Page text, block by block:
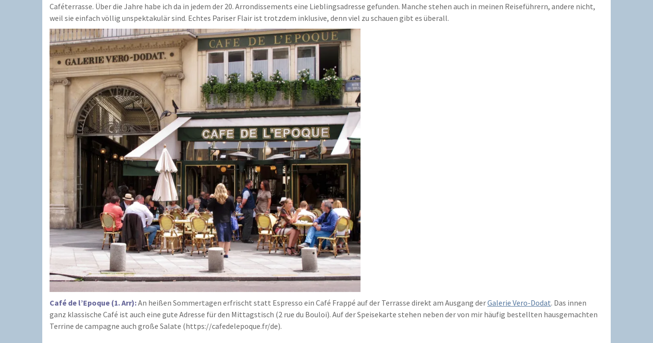
Caféterrasse. Über die Jahre habe ich da in jedem der 20. Arrondissements eine Lieblingsadresse gefunden. Manche stehen auch in meinen Reiseführern, andere nicht,
weil sie einfach völlig unspektakulär sind. Echtes Pariser Flair ist trotzdem inklusive, denn viel zu schauen gibt es überall.
Café de l’Epoque (1. Arr):An heißen Sommertagen erfrischt statt Espresso ein Café Frappé auf der Terrasse direkt am Ausgang derGalerie Vero-Dodat. Das innen
ganz klassische Café ist auch eine gute Adresse für den Mittagstisch (2 rue du Bouloi). Auf der Speisekarte stehen neben der von mir häufig bestellten hausgemachten
Terrine de campagne auch große Salate (https://cafedelepoque.fr/de).